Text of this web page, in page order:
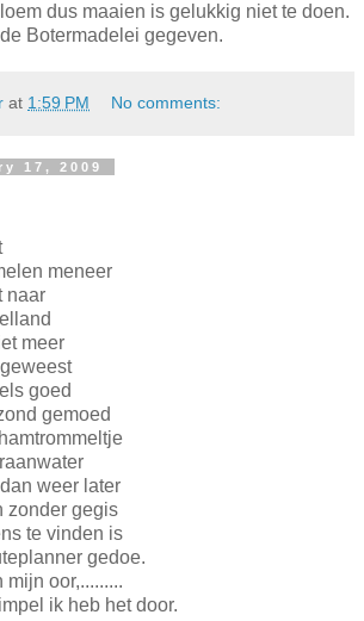
dus maaien is gelukkig niet te doen.
Botermadelei gegeven.
at 1:59 PM No comments:
17, 2009
meneer
naar
meer
goed
gemoed
weer later
zonder gegis
te vinden is
gedoe.
oor,.........
ik heb het door.